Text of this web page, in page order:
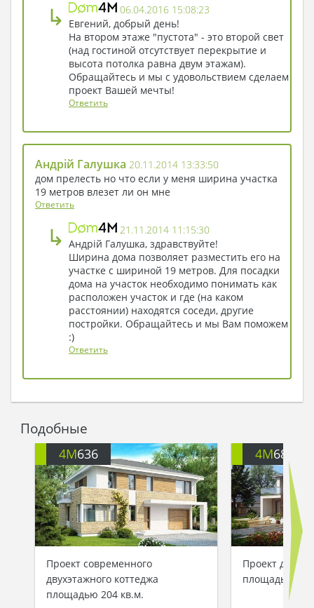
↳
06.04.2016 15:08:23
Евгений, добрый день!
На втором этаже "пустота" - это второй свет
(над гостиной отсутствует перекрытие и
высота потолка равна двум этажам).
Обращайтесь и мы с удовольствием сделаем
проект Вашей мечты!
Ответить
Андрій Галушка 20.11.2014 13:33:50
дом прелесть но что если у меня ширина участка
19 метров влезет ли он мне
Ответить
↳
21.11.2014 11:15:30
Андрій Галушка, здравствуйте!
Ширина дома позволяет разместить его на
участке с шириной 19 метров. Для посадки
дома на участок необходимо понимать как
расположен участок и где (на каком
расстоянии) находятся соседи, другие
постройки. Обращайтесь и мы Вам поможем
:)
Ответить
Подобные
4M636
Проект современного
двухэтажного коттеджа
площадью 204 кв.м.
4M684
Проект
площадью